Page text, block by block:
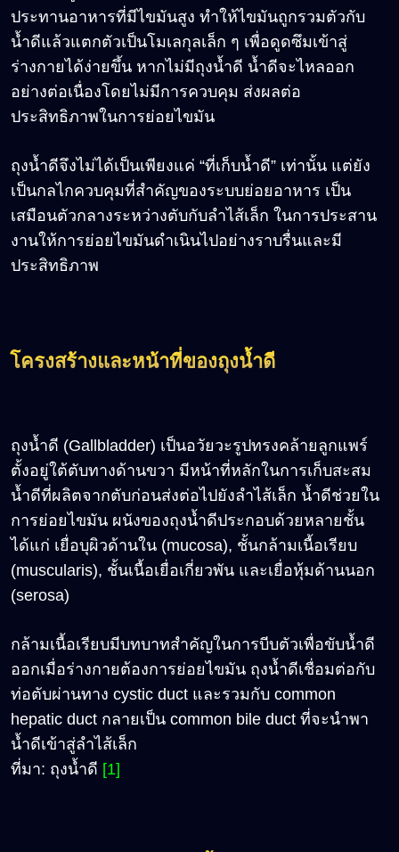
ประทานอาหารที่มีไขมันสูง ทำให้ไขมันถูกรวมตัวกับ
น้ำดีแล้วแตกตัวเป็นโมเลกุลเล็ก ๆ เพื่อดูดซึมเข้าสู่
ร่างกายได้ง่ายขึ้น หากไม่มีถุงน้ำดี น้ำดีจะไหลออก
อย่างต่อเนื่องโดยไม่มีการควบคุม ส่งผลต่อ
ประสิทธิภาพในการย่อยไขมัน
ถุงน้ำดีจึงไม่ได้เป็นเพียงแค่ “ที่เก็บน้ำดี” เท่านั้น แต่ยัง
เป็นกลไกควบคุมที่สำคัญของระบบย่อยอาหาร เป็น
เสมือนตัวกลางระหว่างตับกับลำไส้เล็ก ในการประสาน
งานให้การย่อยไขมันดำเนินไปอย่างราบรื่นและมี
ประสิทธิภาพ
โครงสร้างและหน้าที่ของถุงน้ำดี
ถุงน้ำดี (Gallbladder) เป็นอวัยวะรูปทรงคล้ายลูกแพร์
ตั้งอยู่ใต้ตับทางด้านขวา มีหน้าที่หลักในการเก็บสะสม
น้ำดีที่ผลิตจากตับก่อนส่งต่อไปยังลำไส้เล็ก น้ำดีช่วยใน
การย่อยไขมัน ผนังของถุงน้ำดีประกอบด้วยหลายชั้น
ได้แก่ เยื่อบุผิวด้านใน (mucosa), ชั้นกล้ามเนื้อเรียบ
(muscularis), ชั้นเนื้อเยื่อเกี่ยวพัน และเยื่อหุ้มด้านนอก
(serosa)
กล้ามเนื้อเรียบมีบทบาทสำคัญในการบีบตัวเพื่อขับน้ำดี
ออกเมื่อร่างกายต้องการย่อยไขมัน ถุงน้ำดีเชื่อมต่อกับ
ท่อตับผ่านทาง cystic duct และรวมกับ common
hepatic duct กลายเป็น common bile duct ที่จะนำพา
น้ำดีเข้าสู่ลำไส้เล็ก
ที่มา: ถุงน้ำดี [1]